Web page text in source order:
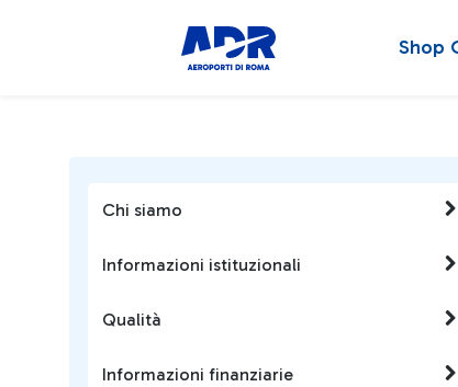
Shop
Chi siamo
Informazioni istituzionali
Qualità
Informazioni finanziarie